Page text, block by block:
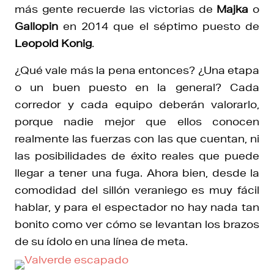
más gente recuerde las victorias de Majka o
Gallopin en 2014 que el séptimo puesto de
Leopold Konig.
¿Qué vale más la pena entonces? ¿Una etapa
o un buen puesto en la general? Cada
corredor y cada equipo deberán valorarlo,
porque nadie mejor que ellos conocen
realmente las fuerzas con las que cuentan, ni
las posibilidades de éxito reales que puede
llegar a tener una fuga. Ahora bien, desde la
comodidad del sillón veraniego es muy fácil
hablar, y para el espectador no hay nada tan
bonito como ver cómo se levantan los brazos
de su ídolo en una línea de meta.